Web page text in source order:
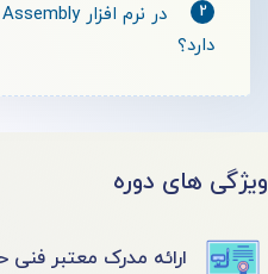
2
دارد؟
ویژگی های دوره
ارائه مدرک معتبر فنی